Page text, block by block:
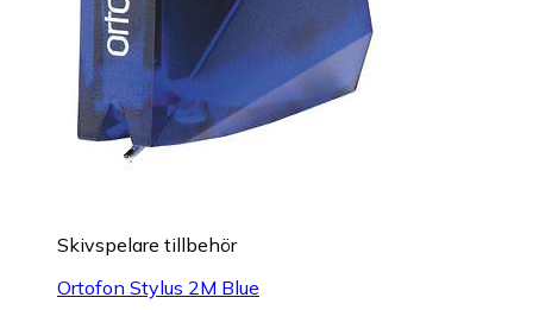
Skivspelare tillbehör
Ortofon Stylus 2M Blue